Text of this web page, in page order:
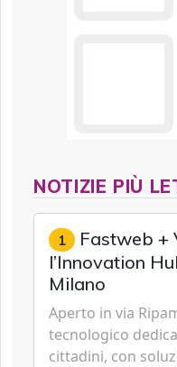
NOTIZIE PIÙ
1 Fastweb +
l’Innovation
Milano
Aperto in via
tecnologico
cittadini, con